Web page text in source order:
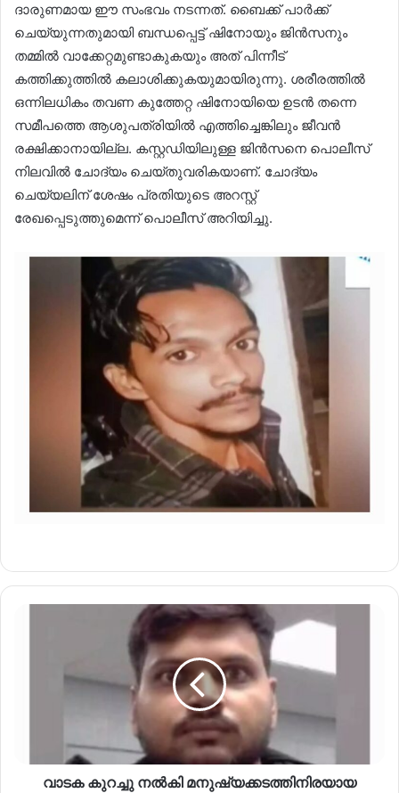
ദാരുണമായ ഈ സംഭവം നടന്നത്. ബൈക്ക് പാർക്ക്
ചെയ്യുന്നതുമായി ബന്ധപ്പെട്ട് ഷിനോയും ജിൻസനും
തമ്മിൽ വാക്കേറ്റമുണ്ടാകുകയും അത് പിന്നീട്
കത്തിക്കുത്തിൽ കലാശിക്കുകയുമായിരുന്നു. ശരീരത്തിൽ
ഒന്നിലധികം തവണ കുത്തേറ്റ ഷിനോയിയെ ഉടൻ തന്നെ
സമീപത്തെ ആശുപത്രിയിൽ എത്തിച്ചെങ്കിലും ജീവൻ
രക്ഷിക്കാനായില്ല. കസ്റ്റഡിയിലുള്ള ജിൻസനെ പൊലീസ്
നിലവിൽ ചോദ്യം ചെയ്തുവരികയാണ്. ചോദ്യം
ചെയ്യലിന് ശേഷം പ്രതിയുടെ അറസ്റ്റ്
രേഖപ്പെടുത്തുമെന്ന് പൊലീസ് അറിയിച്ചു.
വാടക കുറച്ചു നൽകി മനുഷ്യക്കടത്തിനിരയായ